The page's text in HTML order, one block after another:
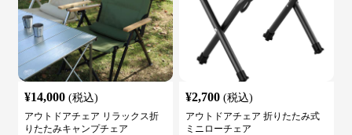
¥14,000 (税込)
アウトドアチェア リラックス折
りたたみキャンプチェア
¥2,700 (税込)
アウトドアチェア 折りたたみ式
ミニローチェア